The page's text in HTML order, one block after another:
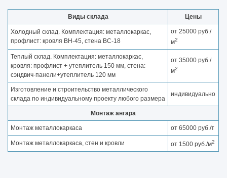
Виды склада Цены
Холодный склад. Комплектация: металлокаркас,
профлист: кровля ВН-45, стена ВС-18
от 25000 руб./
м2
Теплый склад. Комплектация: металлокаркас,
кровля: профлист + утеплитель 150 мм, стена:
сэндвич-панели+утеплитель 120 мм
от 35000 руб./
м2
Изготовление и строительство металлического
склада по индивидуальному проекту любого размера
индивидуально
Монтаж ангара
Монтаж металлокаркаса от 65000 руб./т
Монтаж металлокаркаса, стен и кровли от 1500 руб./м2